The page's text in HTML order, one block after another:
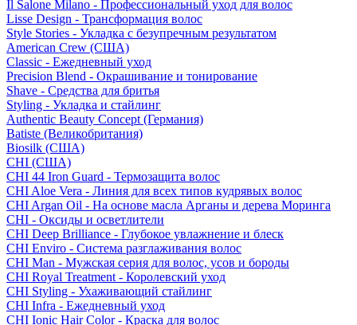
Il Salone Milano - Профессиональный уход для волос
Lisse Design - Трансформация волос
Style Stories - Укладка с безупречным результатом
American Crew (США)
Classic - Ежедневный уход
Precision Blend - Окрашивание и тонирование
Shave - Средства для бритья
Styling - Укладка и стайлинг
Authentic Beauty Concept (Германия)
Batiste (Великобритания)
Biosilk (США)
CHI (США)
CHI 44 Iron Guard - Термозащита волос
CHI Aloe Vera - Линия для всех типов кудрявых волос
CHI Argan Oil - На основе масла Арганы и дерева Моринга
CHI - Оксиды и осветлители
CHI Deep Brilliance - Глубокое увлажнение и блеск
CHI Enviro - Система разглаживания волос
CHI Man - Мужская серия для волос, усов и бороды
CHI Royal Treatment - Королевский уход
CHI Styling - Ухаживающий стайлинг
CHI Infra - Ежедневный уход
CHI Ionic Hair Color - Краска для волос